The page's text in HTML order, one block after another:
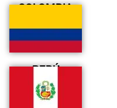
COLOMBIA
PERÚ